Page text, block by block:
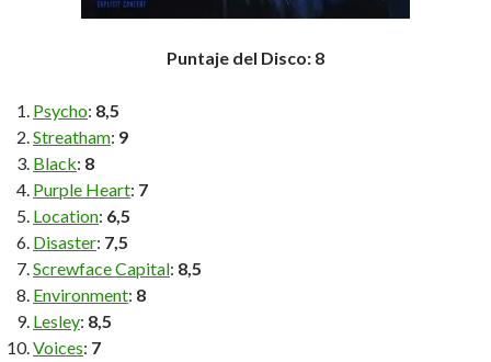
Puntaje del Disco: 8
Psycho: 8,5
Streatham: 9
Black: 8
Purple Heart: 7
Location: 6,5
Disaster: 7,5
Screwface Capital: 8,5
Environment: 8
Lesley: 8,5
Voices: 7